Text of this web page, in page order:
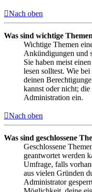
Nach oben
Was sind wichtige
Wichtige Themen
Ankündigungen und
Sie haben meist
lesen solltest. Wie
deinen
kannst oder nicht;
Administration ein.
Nach oben
Was sind geschlossene
Geschlossene
geantwortet werden
Umfrage, falls
aus vielen Gründen
Administrator